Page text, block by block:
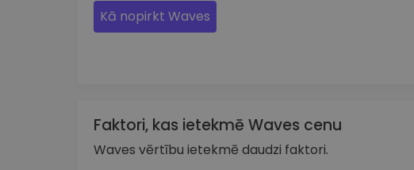
Kā nopirkt Waves
Faktori, kas ietekmē Waves cenu
Waves vērtību ietekmē daudzi faktori.